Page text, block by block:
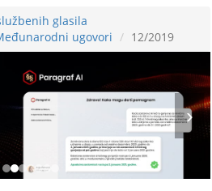
glasila
ugovori
12/2019